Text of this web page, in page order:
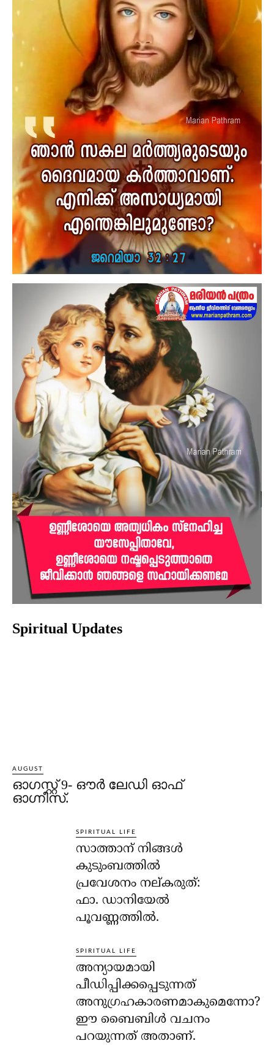
Spiritual Updates
AUGUST
ഓഗസ്റ്റ് 9- ഔര്‍ ലേഡി ഓഫ്
ഓഗ്നീസ്.
SPIRITUAL LIFE
സാത്താന് നിങ്ങള്‍
കുടുംബത്തില്‍
പ്രവേശനം നല്കരുത്:
ഫാ. ഡാനിയേല്‍
പൂവണ്ണത്തില്‍.
SPIRITUAL LIFE
അന്യായമായി
പീഡിപ്പിക്കപ്പെടുന്നത്
അനുഗ്രഹകാരണമാകുമെന്നോ?
ഈ ബൈബിള്‍ വചനം
പറയുന്നത് അതാണ്.